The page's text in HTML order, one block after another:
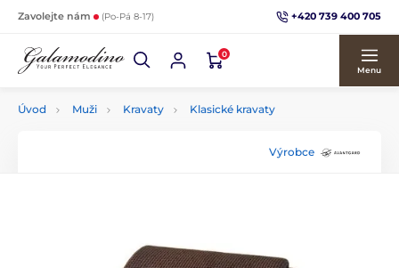
Zavolejte nám (Po-Pá 8-17) +420 739 400 705
0
Menu
Úvod Muži Kravaty Klasické kravaty
Výrobce